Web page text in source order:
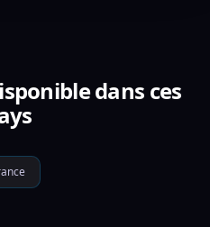
dans ces